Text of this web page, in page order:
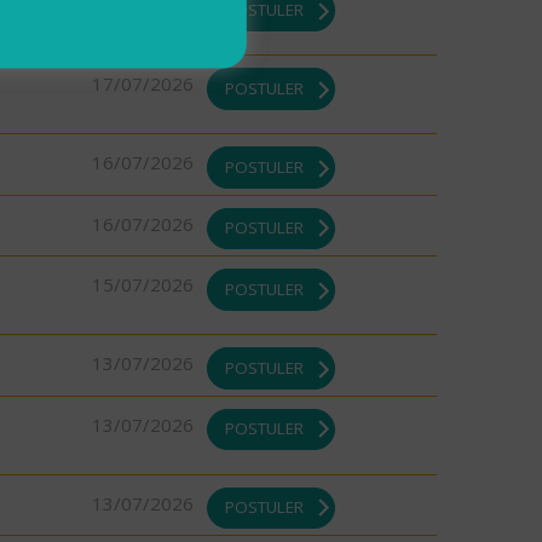
POSTULER
17/07/2026 POSTULER
16/07/2026 POSTULER
16/07/2026 POSTULER
15/07/2026 POSTULER
13/07/2026 POSTULER
13/07/2026 POSTULER
13/07/2026 POSTULER